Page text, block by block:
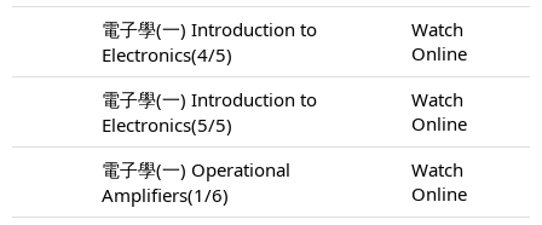
電子學(一) Introduction to
Electronics(4/5)
Watch
Online
電子學(一) Introduction to
Electronics(5/5)
Watch
Online
電子學(一) Operational
Amplifiers(1/6)
Watch
Online